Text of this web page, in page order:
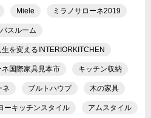
Miele ミラノサローネ2019
バスルーム
生を変えるINTERIORKITCHEN
ネ国際家具見本市 キッチン収納
ネ ブルトハウプ 木の家具
ーキッチンスタイル アムスタイル